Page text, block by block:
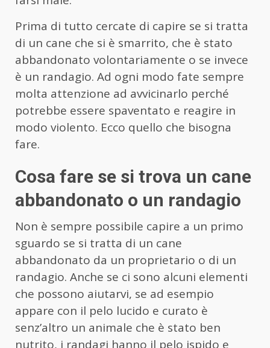
Prima di tutto cercate di capire se si tratta
di un cane che si è smarrito, che è stato
abbandonato volontariamente o se invece
è un randagio. Ad ogni modo fate sempre
molta attenzione ad avvicinarlo perché
potrebbe essere spaventato e reagire in
modo violento. Ecco quello che bisogna
fare.
Cosa fare se si trova un cane
abbandonato o un randagio
Non è sempre possibile capire a un primo
sguardo se si tratta di un cane
abbandonato da un proprietario o di un
randagio. Anche se ci sono alcuni elementi
che possono aiutarvi, se ad esempio
appare con il pelo lucido e curato è
senz’altro un animale che è stato ben
nutrito, i randagi hanno il pelo ispido e